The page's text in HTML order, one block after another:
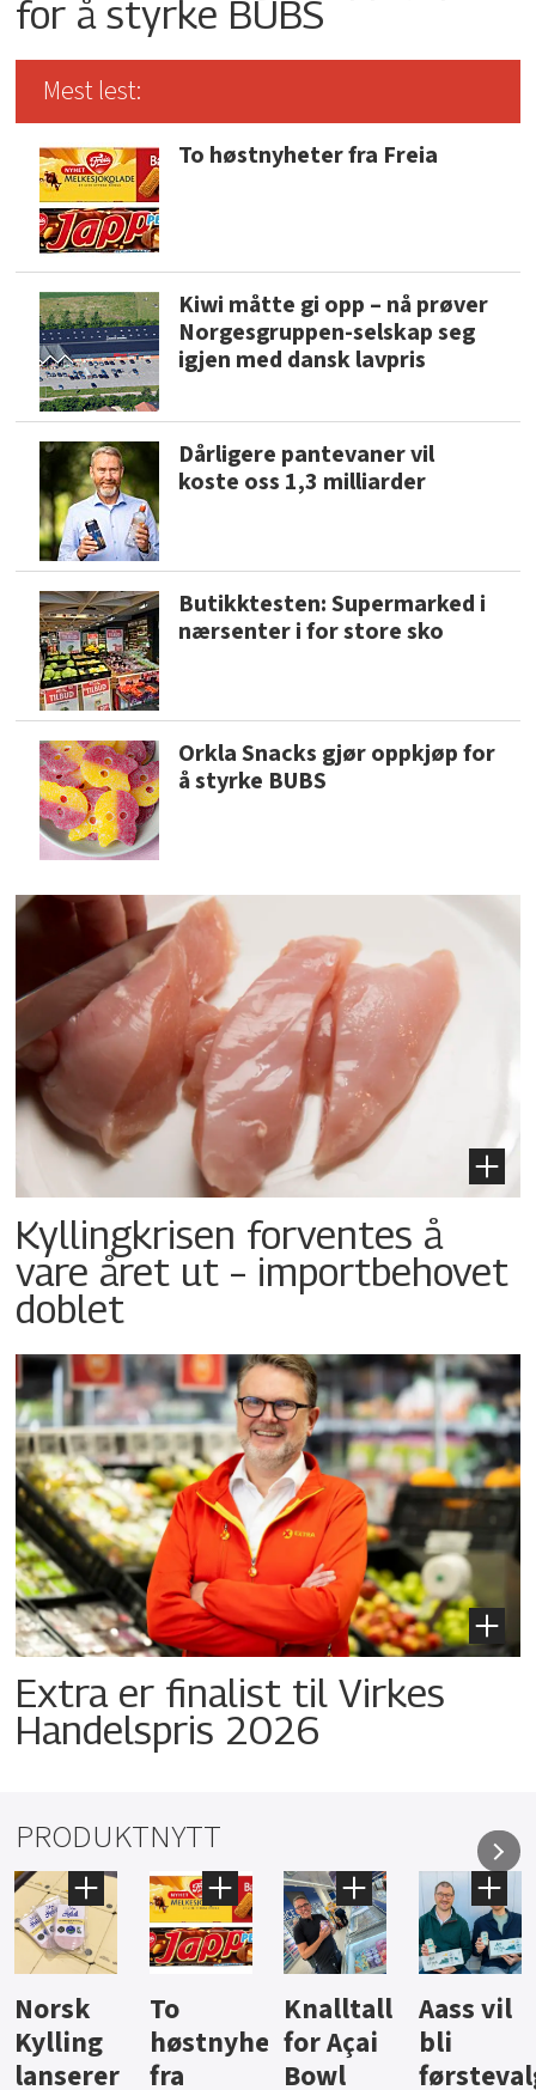
for å styrke BUBS
Mest lest:
To høstnyheter fra Freia
Kiwi måtte gi opp – nå prøver
Norgesgruppen-selskap seg
igjen med dansk lavpris
Dårligere pantevaner vil
koste oss 1,3 milliarder
Butikktesten: Supermarked i
nærsenter i for store sko
Orkla Snacks gjør oppkjøp for
å styrke BUBS
Kyllingkrisen forventes å
vare året ut – importbehovet
doblet
Extra er finalist til Virkes
Handelspris 2026
PRODUKTNYTT
Knalltall
for Açai
Bowl
Aass vil
bli
førstevalg
Brus og
jus fra
Berentsen
Hard
iste fra
Hansa